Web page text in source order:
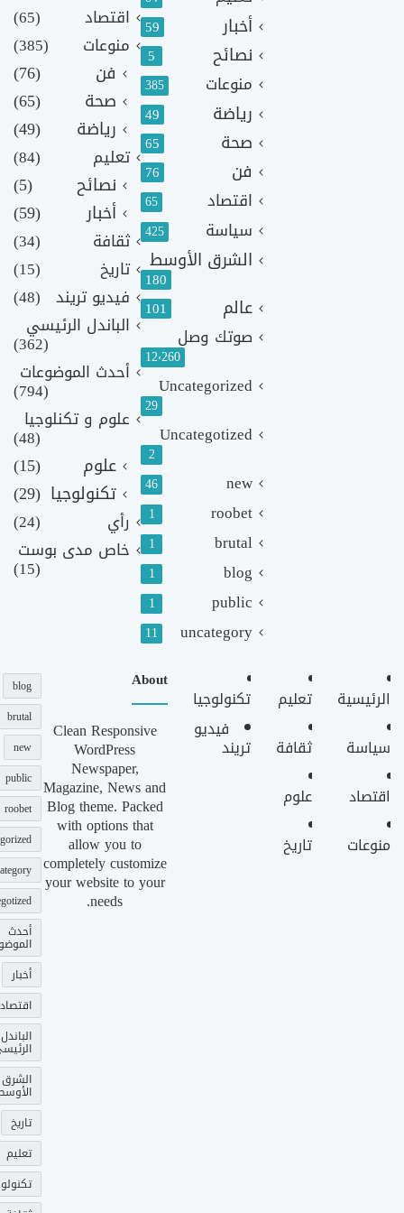
أخبار 59
نصائح 5
منوعات 385
رياضة 49
صحة 65
فن 76
اقتصاد 65
سياسة 425
الشرق الأوسط
180
عالم 101
صوتك وصل
12٬260
Uncategorized
29
Uncategotized
2
new
46
roobet
1
brutal
1
blog
1
public
1
uncategory
11
اقتصاد
(65)
منوعات
(385)
فن
(76)
صحة
(65)
رياضة
(49)
تعليم (84)
نصائح
(5)
أخبار
(59)
ثقافة
(34)
تاريخ
(15)
فيديو تريند (48)
الباندل الرئيسي
(362)
أحدث الموضوعات
(794)
علوم و تكنلوجيا
(48)
علوم
(15)
تكنولوجيا (29)
رأي
(24)
خاص مدى بوست
(15)
الرئيسية
سياسة
اقتصاد
منوعات
تعليم
ثقافة
علوم
تاريخ
تكنولوجيا
فيديو
تريند
About
Clean Responsive
WordPress
Newspaper,
Magazine, News and
Blog theme. Packed
with options that
allow you to
completely customize
your website to your
needs.
blog
brutal
new
public
roobet
أحدث
أخبار
اقتصاد
الباندل
الشرق
تاريخ
تعليم